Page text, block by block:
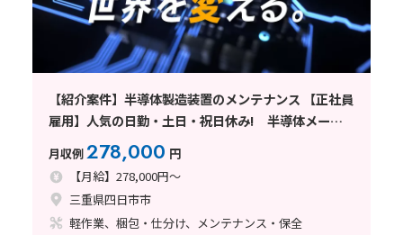
【紹介案件】半導体製造装置のメンテナンス 【正社員
雇用】人気の日勤・土日・祝日休み! 半導体メーカ
ーでのお仕事!
月収例278,000 円
【月給】278,000円～
三重県四日市市
軽作業、梱包・仕分け、メンテナンス・保全